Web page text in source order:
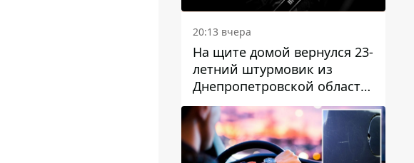
20:13 вчера
На щите домой вернулся 23-
летний штурмовик из
Днепропетровской области
Богдан Бескровный